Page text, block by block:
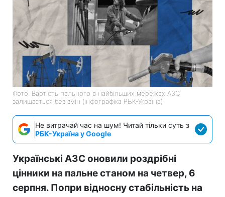
Фото: Вартість пального в найбільших мережах АЗС
залишається без змін (інфографіка РБК-Україна)
Не витрачай час на шум! Читай тільки суть з
РБК-Україна у Google
Українські АЗС оновили роздрібні
цінники на пальне станом на четвер, 6
серпня. Попри відносну стабільність на